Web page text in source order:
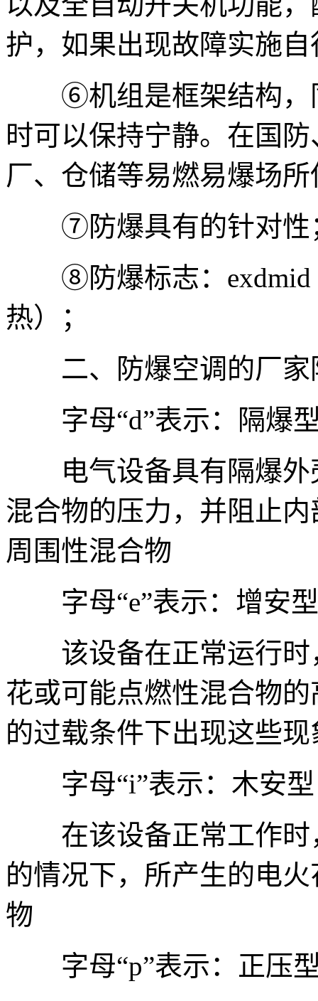
护，如果出现故障实施
⑥机组是框架结构，
时可以保持宁静。在国
厂、仓储等易燃易爆场
⑦防爆具有的针对性
⑧防爆标志：
热）；
二、防爆空调的厂家
字母“d”表示：隔爆
电气设备具有隔爆外
混合物的压力，并阻止
周围性混合物
字母“e”表示：增安型
该设备在正常运行时
花或可能点燃性混合物
的过载条件下出现这些
字母“i”表示：木安型
在该设备正常工作时
的情况下，所产生的电
物
字母“p”表示：正压